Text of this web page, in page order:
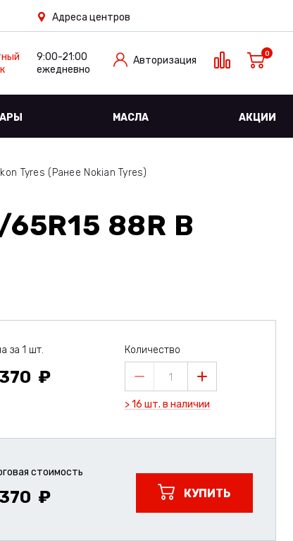
Адреса центров
9:00-21:00
ежедневно
Авторизация
0
МАСЛА АКЦИИ
Tyres (Ранее Nokian Tyres)
65R15 88R В
за 1 шт. Количество
1
> 16 шт. в наличии
стоимость
КУПИТЬ